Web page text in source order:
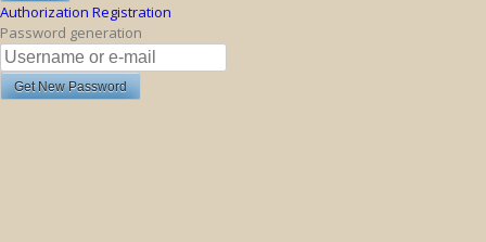
Authorization Registration
Password generation